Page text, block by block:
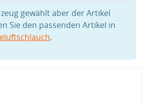
gewählt aber der Artikel
Sie den passenden Artikel in
.